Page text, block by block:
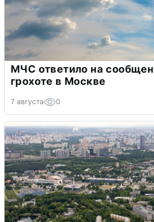
МЧС ответило на
грохоте в Москве
7 августа 0